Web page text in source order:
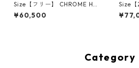
Size【フリー】 CHROME HEA
RTS クロム・ハーツ CH Cross
SINGLE Hoop Earring WHITE
¥60,500
Size【
LOW
Category